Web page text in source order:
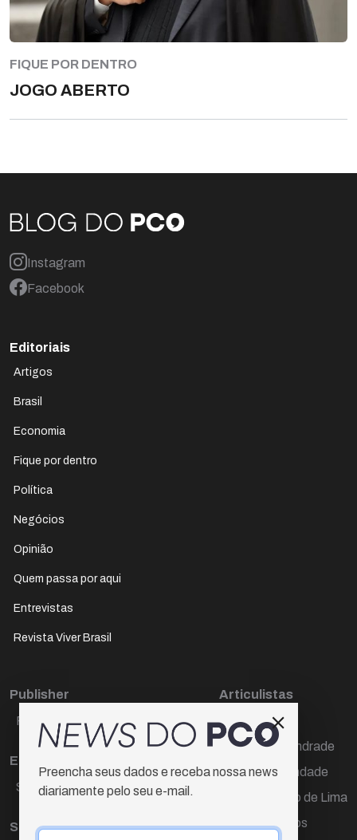
FIQUE POR DENTRO
JOGO ABERTO
Instagram
Facebook
Editoriais
Artigos
Brasil
Economia
Fique por dentro
Política
Negócios
Opinião
Quem passa por aqui
Entrevistas
Revista Viver Brasil
Publisher
Paulo Cesar de Oliveira
Editora Chefe
Sueli Cotta
Sub-editora
Articulistas
Décio Freire
Dr Marcos Andrade
Hamilton Trindade
Igor Carvalho de Lima
Mario Campos
Preencha seus dados e receba nossa news
diariamente pelo seu e-mail.